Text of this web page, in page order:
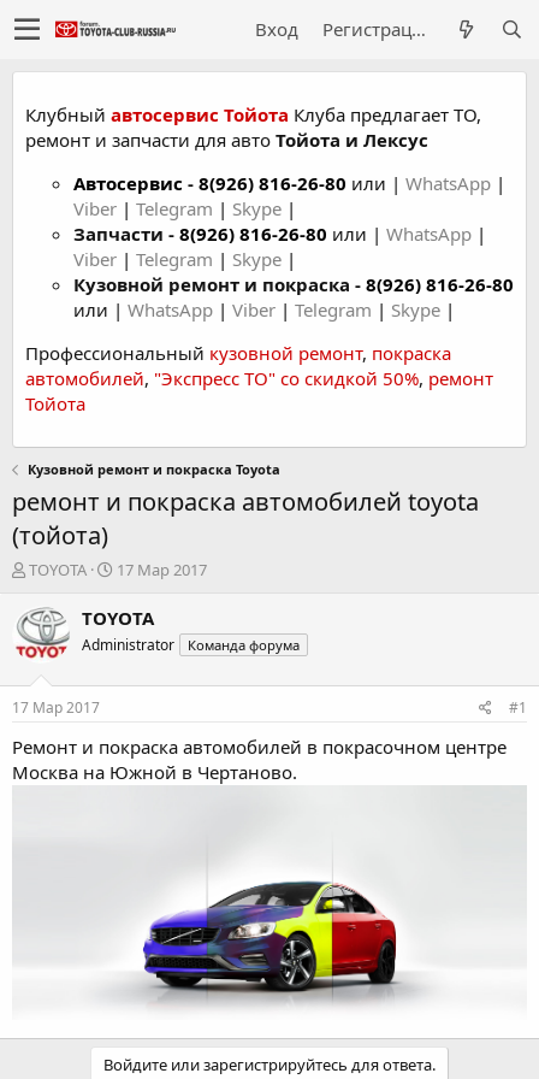
Вход Регистрация
Клубный автосервис Тойота Клуба предлагает ТО,
ремонт и запчасти для авто Тойота и Лексус
Автосервис - 8(926) 816-26-80 или | WhatsApp |
Viber | Telegram | Skype |
Запчасти - 8(926) 816-26-80 или | WhatsApp |
Viber | Telegram | Skype |
Кузовной ремонт и покраска - 8(926) 816-26-80
или | WhatsApp | Viber | Telegram | Skype |
Профессиональный кузовной ремонт, покраска
автомобилей, "Экспресс ТО" со скидкой 50%, ремонт
Тойота
Кузовной ремонт и покраска Toyota
ремонт и покраска автомобилей toyota
(тойота)
А
т
о
р
е
м
ы
TOYOTA
Д
т
н
л
а
17 Мар 2017
TOYOTA
Administrator Команда форума
17 Мар 2017 #1
Ремонт и покраска автомобилей в покрасочном центре
Москва на Южной в Чертаново.
Войдите или зарегистрируйтесь для ответа.